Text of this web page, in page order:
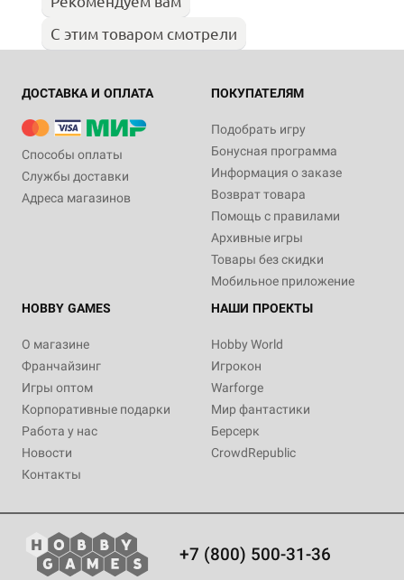
С этим товаром смотрели
ДОСТАВКА И ОПЛАТА
Способы оплаты
Службы доставки
Адреса магазинов
ПОКУПАТЕЛЯМ
Подобрать игру
Бонусная программа
Информация о заказе
Возврат товара
Помощь с правилами
Архивные игры
Товары без скидки
Мобильное приложение
HOBBY GAMES
О магазине
Франчайзинг
Игры оптом
Корпоративные подарки
Работа у нас
Новости
Контакты
НАШИ ПРОЕКТЫ
Hobby World
Игрокон
Warforge
Мир фантастики
Берсерк
CrowdRepublic
+7 (800) 500-31-36